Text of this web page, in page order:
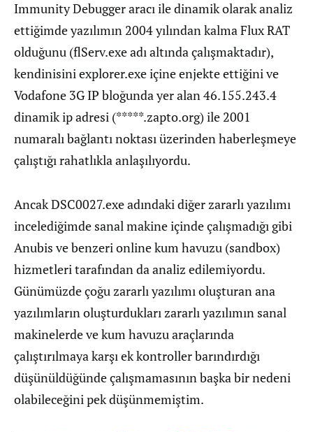
Immunity Debugger aracı ile dinamik olarak analiz
ettiğimde yazılımın 2004 yılından kalma Flux RAT
olduğunu (flServ.exe adı altında çalışmaktadır),
kendinisini explorer.exe içine enjekte ettiğini ve
Vodafone 3G IP bloğunda yer alan 46.155.243.4
dinamik ip adresi (*****.zapto.org) ile 2001
numaralı bağlantı noktası üzerinden haberleşmeye
çalıştığı rahatlıkla anlaşılıyordu.
Ancak DSC0027.exe adındaki diğer zararlı yazılımı
incelediğimde sanal makine içinde çalışmadığı gibi
Anubis ve benzeri online kum havuzu (sandbox)
hizmetleri tarafından da analiz edilemiyordu.
Günümüzde çoğu zararlı yazılımı oluşturan ana
yazılımların oluşturdukları zararlı yazılımın sanal
makinelerde ve kum havuzu araçlarında
çalıştırılmaya karşı ek kontroller barındırdığı
düşünüldüğünde çalışmamasının başka bir nedeni
olabileceğini pek düşünmemiştim.